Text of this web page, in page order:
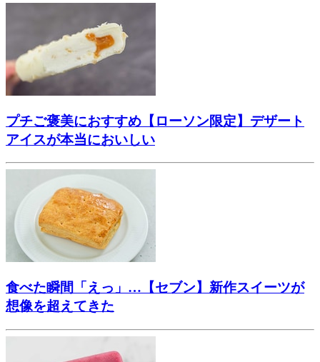
プチご褒美におすすめ【ローソン限定】デザート
アイスが本当においしい
食べた瞬間「えっ」…【セブン】新作スイーツが
想像を超えてきた